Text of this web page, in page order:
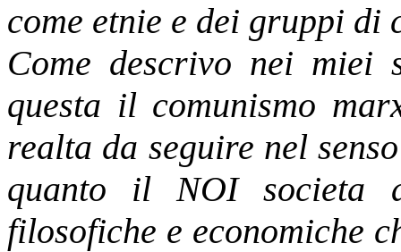
come etnie e dei gruppi di
Come descrivo nei miei
questa il comunismo
realta da seguire nel
quanto il NOI societa
filosofiche e economiche